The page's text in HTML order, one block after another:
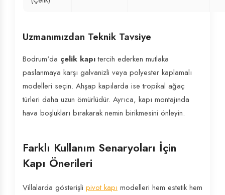
Uzmanımızdan Teknik Tavsiye
Bodrum'da çelik kapıtercih ederken mutlaka
paslanmaya karşı galvanizli veya polyester kaplamalı
modelleri seçin. Ahşap kapılarda ise tropikal ağaç
türleri daha uzun ömürlüdür. Ayrıca, kapı montajında
hava boşlukları bırakarak nemin birikmesini önleyin.
Farklı Kullanım Senaryoları İçin
Kapı Önerileri
Villalarda gösterişli pivot kapı modelleri hem estetik hem